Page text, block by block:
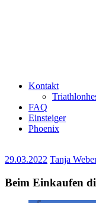
Kontakt
FAQ
Einsteiger
Phoenix
29.03.2022 Tanja
Beim Einkaufen